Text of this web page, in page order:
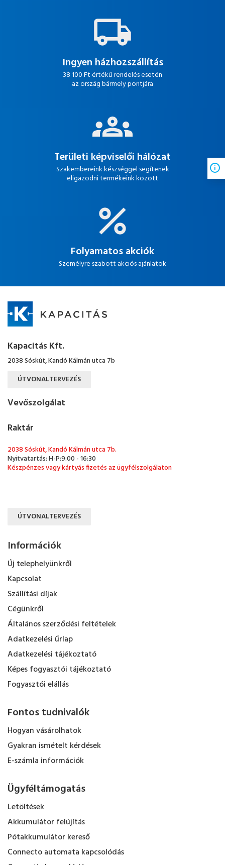
Ingyen házhozszállítás
38 100 Ft értékű rendelés esetén
az ország bármely pontjára
Területi képviselői hálózat
Szakembereink készséggel segítenek
eligazodni termékeink között
Folyamatos akciók
Személyre szabott akciós ajánlatok
Kapacitás Kft.
2038 Sóskút, Kandó Kálmán utca 7b
ÚTVONALTERVEZÉS
Vevőszolgálat
Raktár
2038 Sóskút, Kandó Kálmán utca 7b.
Nyitvatartás: H-P:9:00 - 16:30
Készpénzes vagy kártyás fizetés az ügyfélszolgálaton
ÚTVONALTERVEZÉS
Információk
Új telephelyünkről
Kapcsolat
Szállítási díjak
Cégünkről
Általános szerződési feltételek
Adatkezelési űrlap
Adatkezelési tájékoztató
Képes fogyasztói tájékoztató
Fogyasztói elállás
Fontos tudnivalók
Hogyan vásárolhatok
Gyakran ismételt kérdések
E-számla információk
Ügyféltámogatás
Letöltések
Akkumulátor felújítás
Pótakkumulátor kereső
Connecto automata kapcsolódás